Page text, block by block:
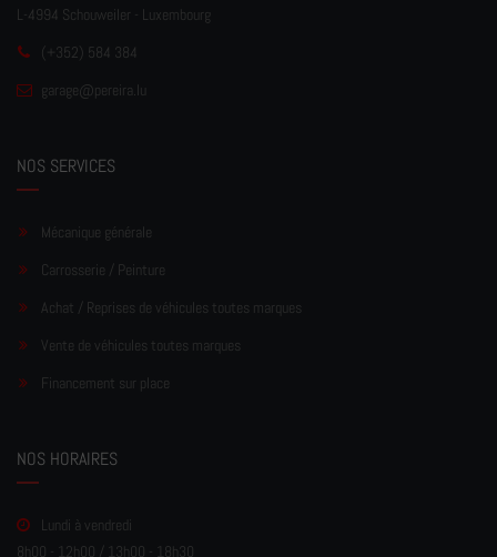
L-4994 Schouweiler - Luxembourg
(+352) 584 384
garage@pereira.lu
NOS SERVICES
Mécanique générale
Carrosserie / Peinture
Achat / Reprises de véhicules toutes marques
Vente de véhicules toutes marques
Financement sur place
NOS HORAIRES
Lundi à vendredi
8h00 - 12h00 / 13h00 - 18h30